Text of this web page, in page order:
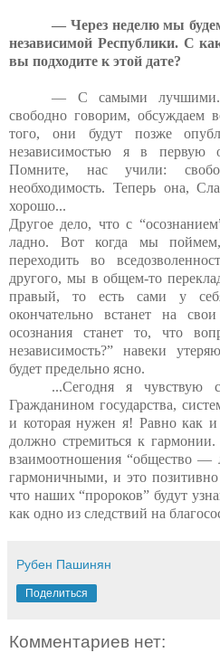
— Через неделю мы
независимой Республики. С
вы подходите к этой дате?
— С самыми
свободно говорим, обсуждаем
того, они будут позже
независимостью я в первую
Помните, нас учили:
необходимость. Теперь она,
хорошо...
Другое дело, что с
ладно. Вот когда мы
переходить во
другого, мы в общем-то
правый, то есть сами у
окончательно встанет на
осознания станет то, что
независимость?” навеки
будет предельно ясно.
...Сегодня я чувствую
Гражданином государства,
и которая нужен я! Равно как
должно стремиться к
взаимоотношения “общество —
гармоничными, и это
что наших “пророков” будут
как одно из следствий на
Рубен Пашинян
Поделиться
Комментариев нет: